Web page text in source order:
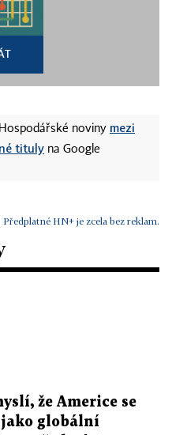
noviny mezi
tituly na Google
Předplatné HN+ je zcela bez reklam.
že Americe se
globální